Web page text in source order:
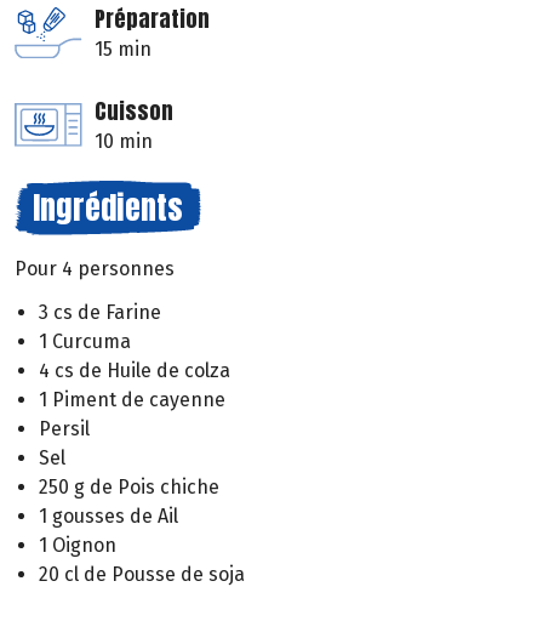
Préparation
15 min
Cuisson
10 min
Ingrédients
Pour 4 personnes
3 cs de Farine
1 Curcuma
4 cs de Huile de colza
1 Piment de cayenne
Persil
Sel
250 g de Pois chiche
1 gousses de Ail
1 Oignon
20 cl de Pousse de soja